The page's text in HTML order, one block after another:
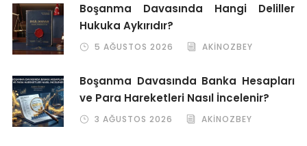
Boşanma Davasında Hangi Deliller
Hukuka Aykırıdır?
5 AĞUSTOS 2026 AKINOZBEY
Boşanma Davasında Banka Hesapları
ve Para Hareketleri Nasıl İncelenir?
3 AĞUSTOS 2026 AKINOZBEY